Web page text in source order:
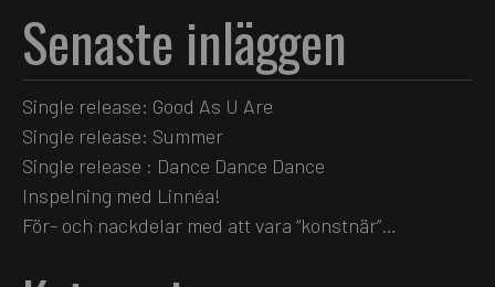
Senaste inläggen
Single release: Good As U Are
Single release: Summer
Single release : Dance Dance Dance
Inspelning med Linnéa!
För- och nackdelar med att vara “konstnär”…